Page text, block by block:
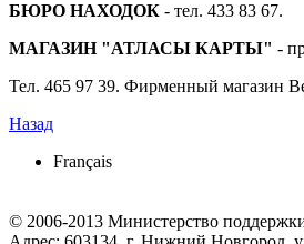
БЮРО НАХОДОК - тел. 433 83 67.
МАГАЗИН "АТЛАСЫ КАРТЫ" -
Тел. 465 97 39. Фирменный магазин
Назад
Français
© 2006-2013 Министерство